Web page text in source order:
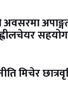
सहयोग
मिचेर